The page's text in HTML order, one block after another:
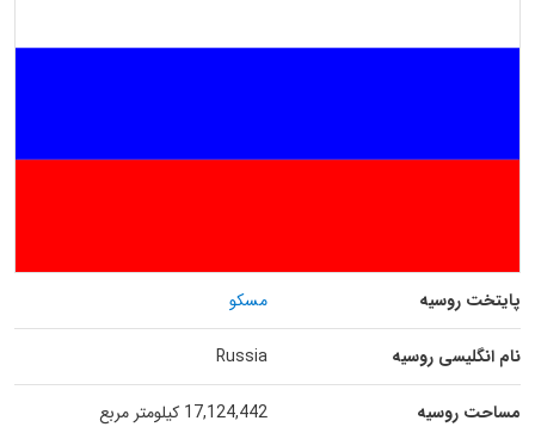
پایتخت روسیه مسکو
نام انگلیسی روسیه Russia
مساحت روسیه 17,124,442 کیلومتر مربع